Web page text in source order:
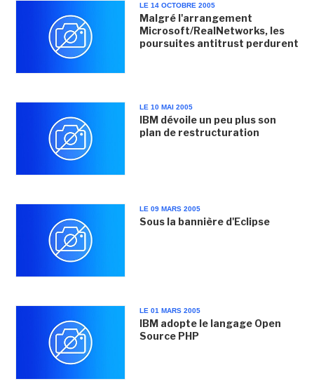
LE 14 OCTOBRE 2005
Malgré l'arrangement
Microsoft/RealNetworks, les
poursuites antitrust perdurent
LE 10 MAI 2005
IBM dévoile un peu plus son
plan de restructuration
LE 09 MARS 2005
Sous la bannière d'Eclipse
LE 01 MARS 2005
IBM adopte le langage Open
Source PHP